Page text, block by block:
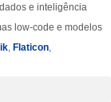
e inteligência
low-code e modelos
Flaticon